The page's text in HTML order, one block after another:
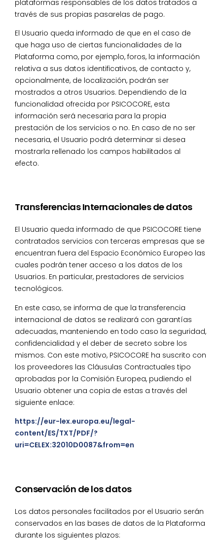
plataformas responsables de los datos tratados a
través de sus propias pasarelas de pago.
El Usuario queda informado de que en el caso de
que haga uso de ciertas funcionalidades de la
Plataforma como, por ejemplo, foros, la información
relativa a sus datos identificativos, de contacto y,
opcionalmente, de localización, podrán ser
mostrados a otros Usuarios. Dependiendo de la
funcionalidad ofrecida por PSICOCORE, esta
información será necesaria para la propia
prestación de los servicios o no. En caso de no ser
necesaria, el Usuario podrá determinar si desea
mostrarla rellenado los campos habilitados al
efecto.
Transferencias Internacionales de datos
El Usuario queda informado de que PSICOCORE tiene
contratados servicios con terceras empresas que se
encuentran fuera del Espacio Económico Europeo las
cuales podrán tener acceso a los datos de los
Usuarios. En particular, prestadores de servicios
tecnológicos.
En este caso, se informa de que la transferencia
internacional de datos se realizará con garantías
adecuadas, manteniendo en todo caso la seguridad,
confidencialidad y el deber de secreto sobre los
mismos. Con este motivo, PSICOCORE ha suscrito con
los proveedores las Cláusulas Contractuales tipo
aprobadas por la Comisión Europea, pudiendo el
Usuario obtener una copia de estas a través del
siguiente enlace:
https://eur-lex.europa.eu/legal-
content/ES/TXT/PDF/?
uri=CELEX:32010D0087&from=en
Conservación de los datos
Los datos personales facilitados por el Usuario serán
conservados en las bases de datos de la Plataforma
durante los siguientes plazos: